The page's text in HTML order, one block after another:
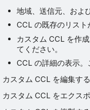
地域、送信元、およ
CCL の既存のリスト
カスタム CCL を作
てください。
CCL の詳細の表示。
カスタム CCL を編集す
カスタム CCL をエクス